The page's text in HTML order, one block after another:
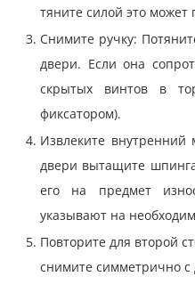
тяните силой это может
Снимите ручку:
двери. Если она
скрытых винтов в
фиксатором).
Извлеките внутренний
двери вытащите
его на предмет
указывают на
Повторите для второй
снимите симметрично с